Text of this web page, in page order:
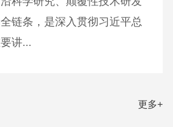
链条，是深入贯彻习近平总
讲...
更多+